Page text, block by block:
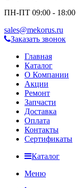
ПН-ПТ 09:00 - 18:00
sales@mekorus.ru
Заказать звонок
Главная
Каталог
О Компании
Акции
Ремонт
Запчасти
Доставка
Оплата
Контакты
Сертификаты
Каталог
Меню